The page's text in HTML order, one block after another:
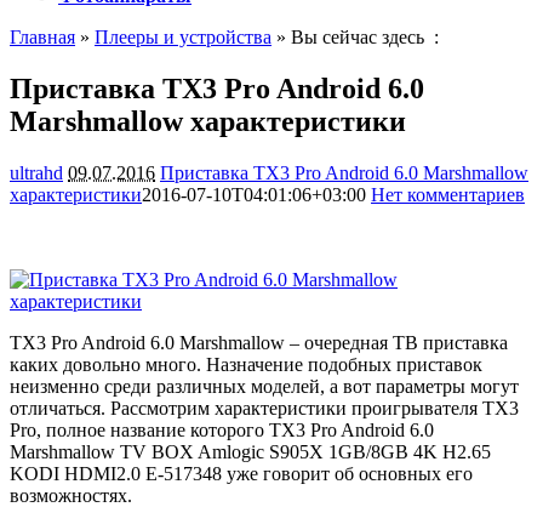
Главная » Плееры и устройства » Вы сейчас здесь :
Приставка TX3 Pro Android 6.0
Marshmallow характеристики
ultrahd 09.07.2016 Приставка TX3 Pro Android 6.0 Marshmallow
характеристики2016-07-10T04:01:06+03:00 Нет комментариев
TX3 Pro Android 6.0 Marshmallow – очередная ТВ приставка
каких довольно много. Назначение подобных приставок
неизменно среди различных моделей, а вот параметры могут
отличаться. Рассмотрим характеристики проигрывателя TX3
Pro, полное название которого TX3 Pro Android 6.0
Marshmallow TV BOX Amlogic S905X 1GB/8GB 4K H2.65
KODI HDMI2.0 E-517348 уже говорит об основных его
возможностях.